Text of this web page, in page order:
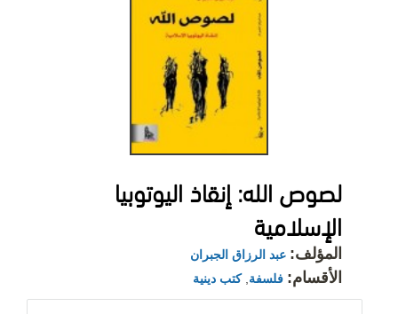
لصوص الله: إنقاذ اليوتوبيا
الإسلامية
المؤلف: عبد الرزاق الجبران
الأقسام: فلسفة ,كتب دينية